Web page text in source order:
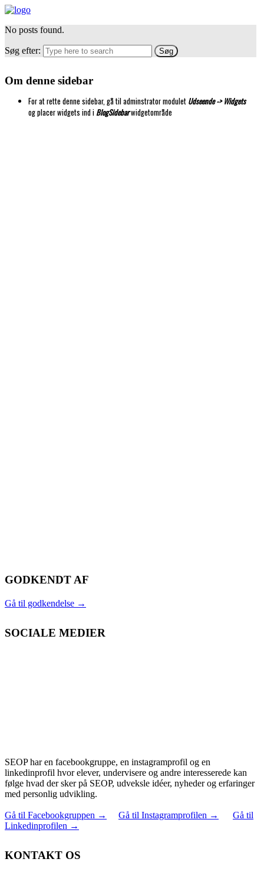
No posts found.
Søg efter:
Om denne sidebar
For at rette denne sidebar, gå til adminstrator modulet Udseende -> Widgets
og placer widgets ind iBlogSidebarwidgetområde
GODKENDT AF
Gå til godkendelse →
SOCIALE MEDIER
SEOP har en facebookgruppe, en instagramprofil og en
linkedinprofil hvor elever, undervisere og andre interesserede kan
følge hvad der sker på SEOP, udveksle idéer, nyheder og erfaringer
med personlig udvikling.
Gå til Facebookgruppen → Gå til Instagramprofilen →
Gå til
Linkedinprofilen →
KONTAKT OS